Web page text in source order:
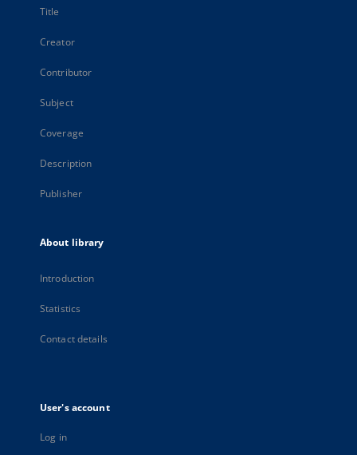
Title
Creator
Contributor
Subject
Coverage
Description
Publisher
About library
Introduction
Statistics
Contact details
User's account
Log in